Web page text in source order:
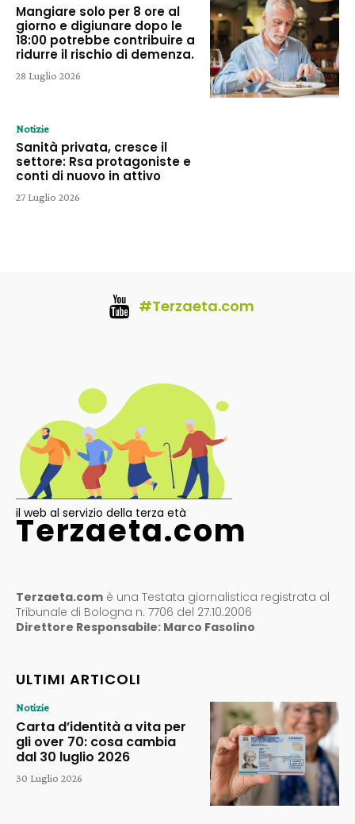
Mangiare solo per 8 ore al
giorno e digiunare dopo le
18:00 potrebbe contribuire a
ridurre il rischio di demenza.
28 Luglio 2026
Notizie
Sanità privata, cresce il
settore: Rsa protagoniste e
conti di nuovo in attivo
27 Luglio 2026
#Terzaeta.com
il web al servizio della terza età
Terzaeta.com
Terzaeta.com è una Testata giornalistica registrata al
Tribunale di Bologna n. 7706 del 27.10.2006
Direttore Responsabile: Marco Fasolino
ULTIMI ARTICOLI
Notizie
Carta d’identità a vita per
gli over 70: cosa cambia
dal 30 luglio 2026
30 Luglio 2026